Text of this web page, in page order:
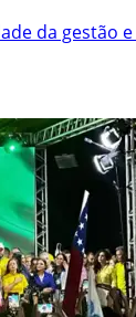
da gestão